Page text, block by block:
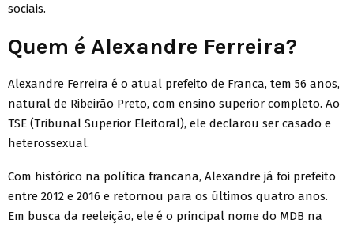
sociais.
Quem é Alexandre Ferreira?
Alexandre Ferreira é o atual prefeito de Franca, tem 56 anos,
natural de Ribeirão Preto, com ensino superior completo. Ao
TSE (Tribunal Superior Eleitoral), ele declarou ser casado e
heterossexual.
Com histórico na política francana, Alexandre já foi prefeito
entre 2012 e 2016 e retornou para os últimos quatro anos.
Em busca da reeleição, ele é o principal nome do MDB na